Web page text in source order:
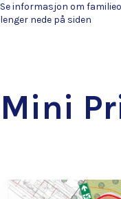
Se informasjon om
lenger nede på siden
Mini